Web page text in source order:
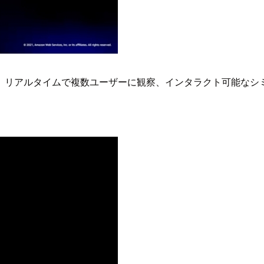
アルタイムで複数ユーザーに観察、インタラクト可能なシ